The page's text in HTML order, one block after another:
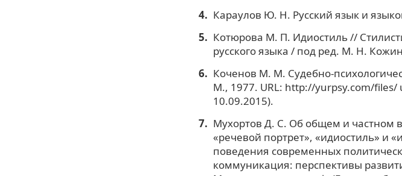
Караулов Ю. Н. Русский язык и
Котюрова М. П. Идиостиль //
русского языка / под ред. М. Н.
Коченов М. М. Судебно-
М., 1977. URL: http://yurpsy.com/
10.09.2015).
Мухортов Д. С. Об общем и частном
«речевой портрет», «идиостиль» и
поведения современных
коммуникация: перспективы